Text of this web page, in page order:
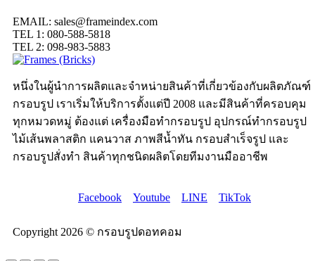
หนึ่งในผู้นำการผลิตและจำหน่ายสินค้าที่เกี่ยวข้องกับผลิตภัณฑ์
กรอบรูป เราเริ่มให้บริการตั้งแต่ปี 2008 และมีสินค้าที่ครอบคุม
ทุกหมวดหมู่ ต้องแต่ เครื่องมือทำกรอบรูป อุปกรณ์ทำกรอบรูป
ไม้เส้นพลาสติก แคนวาส ภาพสีน้ำทัน กรอบสำเร็จรูป และ
กรอบรูปสั่งทำ สินค้าทุกชนิดผลิตโดยทีมงานมืออาชีพ
Facebook Youtube LINE TikTok
Copyright 2026 © กรอบรูปดอทคอม
EMAIL: sales@frameindex.com
TEL 1: 080-588-5818
TEL 2: 098-983-5883